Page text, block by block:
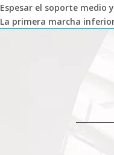
Espesar el soporte medio
La primera marcha